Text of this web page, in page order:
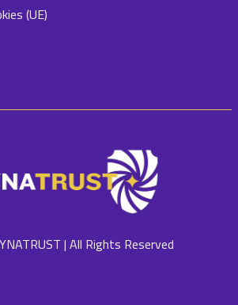
(UE)
| All Rights Reserved